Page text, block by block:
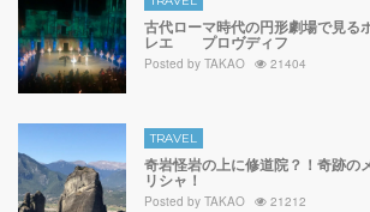
古代ローマ時代の円形劇場で見る
レエ プロヴディフ
Posted by TAKAO 21404
TRAVEL
奇岩怪岩の上に修道院？！奇跡の
リシャ！
Posted by TAKAO 21212